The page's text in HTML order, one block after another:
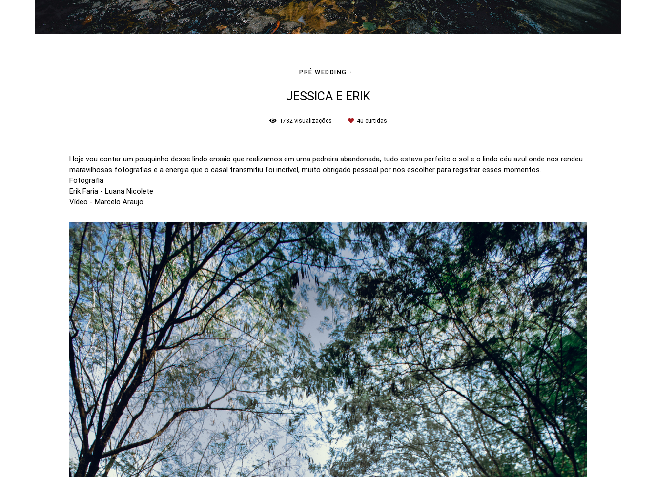
PRÉ WEDDING
JESSICA E ERIK
1732 visualizações 40 curtidas
Hoje vou contar um pouquinho desse lindo ensaio que realizamos em uma pedreira abandonada, tudo estava perfeito o sol e o lindo céu azul onde nos rendeu
maravilhosas fotografias e a energia que o casal transmitiu foi incrível, muito obrigado pessoal por nos escolher para registrar esses momentos.
Fotografia
Erik Faria - Luana Nicolete
Vídeo - Marcelo Araujo